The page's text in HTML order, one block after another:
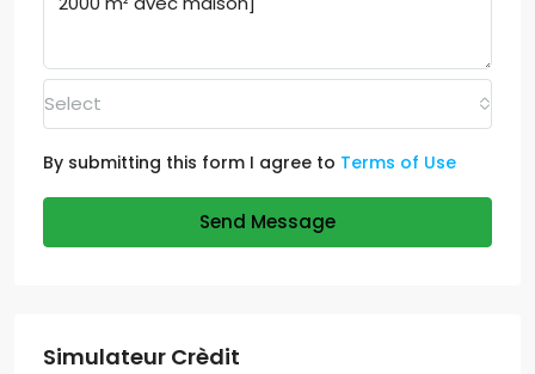
Select
By submitting this form I agree to Terms of Use
Send Message
Simulateur Crèdit